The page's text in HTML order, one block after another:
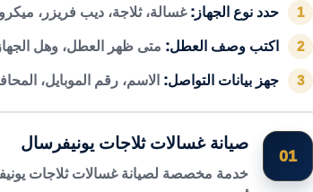
1 حدد نوع الجهاز: غسالة، ثلاجة، ديب فريزر،
2 اكتب وصف العطل: متى ظهر العطل، وهل
3 جهز بيانات التواصل: الاسم، رقم الموبايل،
01
صيانة غسالات ثلاجات يونيفرسال
خدمة مخصصة لصيانة غسالات ثلاجات